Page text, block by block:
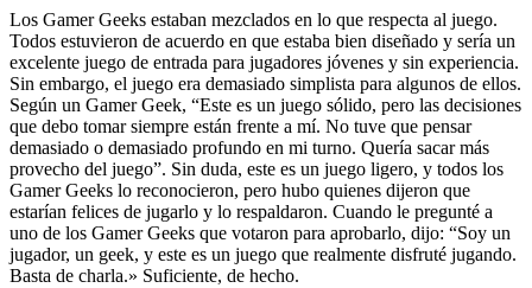
Los Gamer Geeks estaban mezclados en lo que respecta al juego.
Todos estuvieron de acuerdo en que estaba bien diseñado y sería un
excelente juego de entrada para jugadores jóvenes y sin experiencia.
Sin embargo, el juego era demasiado simplista para algunos de ellos.
Según un Gamer Geek, “Este es un juego sólido, pero las decisiones
que debo tomar siempre están frente a mí. No tuve que pensar
demasiado o demasiado profundo en mi turno. Quería sacar más
provecho del juego”. Sin duda, este es un juego ligero, y todos los
Gamer Geeks lo reconocieron, pero hubo quienes dijeron que
estarían felices de jugarlo y lo respaldaron. Cuando le pregunté a
uno de los Gamer Geeks que votaron para aprobarlo, dijo: “Soy un
jugador, un geek, y este es un juego que realmente disfruté jugando.
Basta de charla.» Suficiente, de hecho.